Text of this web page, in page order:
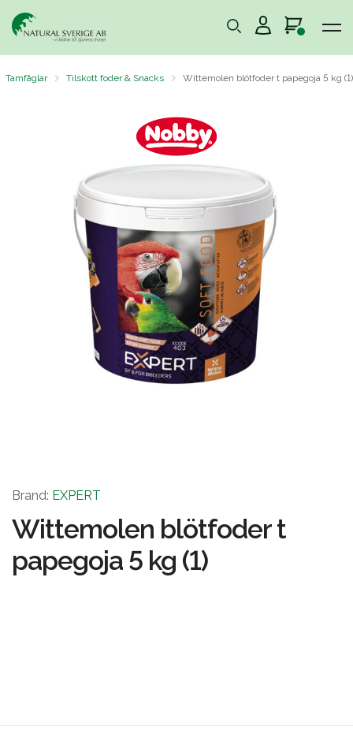
Tamfåglar Tilskott foder & Snacks Wittemolen blötfoder t papegoja 5 kg (1)
Brand: EXPERT
Wittemolen blötfoder t
papegoja 5 kg (1)